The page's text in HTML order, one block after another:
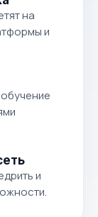
на
и
и